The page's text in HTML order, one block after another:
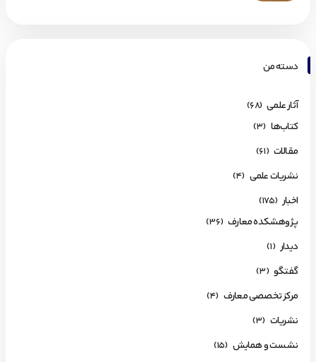
دسته من
آثار علمی (68)
کتاب‌ها (3)
مقالات (61)
نشریات علمی (4)
اخبار (175)
پژوهشکده معارف (36)
دیدار (1)
گفتگو (3)
مرکز تخصصی معارف (4)
نشریات (3)
نشست و همایش (15)